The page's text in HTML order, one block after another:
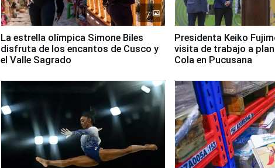
7
La estrella olímpica Simone Biles
disfruta de los encantos de Cusco y
el Valle Sagrado
Presidenta Keiko
visita de trabajo a
Cola en Pucusana